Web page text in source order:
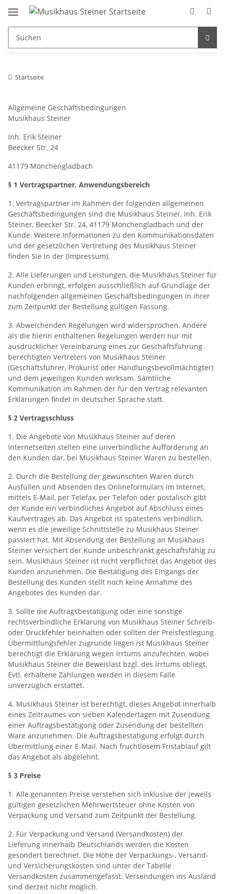
Startseite
Allgemeine Geschäftsbedingungen
Musikhaus Steiner
Inh. Erik Steiner
Beecker Str. 24
41179 Mönchengladbach
§ 1 Vertragspartner, Anwendungsbereich
1. Vertragspartner im Rahmen der folgenden allgemeinen
Geschäftsbedingungen sind die Musikhaus Steiner, Inh. Erik
Steiner, Beecker Str. 24, 41179 Mönchengladbach und der
Kunde. Weitere Informationen zu den Kommunikationsdaten
und der gesetzlichen Vertretung des Musikhaus Steiner
finden Sie in der (Impressum).
2. Alle Lieferungen und Leistungen, die Musikhaus Steiner für
Kunden erbringt, erfolgen ausschließlich auf Grundlage der
nachfolgenden allgemeinen Geschäftsbedingungen in ihrer
zum Zeitpunkt der Bestellung gültigen Fassung.
3. Abweichenden Regelungen wird widersprochen. Andere
als die hierin enthaltenen Regelungen werden nur mit
ausdrücklicher Vereinbarung eines zur Geschäftsführung
berechtigten Vertreters von Musikhaus Steiner
(Geschäftsführer, Prokurist oder Handlungsbevollmächtigter)
und dem jeweiligen Kunden wirksam. Sämtliche
Kommunikation im Rahmen der für den Vertrag relevanten
Erklärungen findet in deutscher Sprache statt.
§ 2 Vertragsschluss
1. Die Angebote von Musikhaus Steiner auf deren
Internetseiten stellen eine unverbindliche Aufforderung an
den Kunden dar, bei Musikhaus Steiner Waren zu bestellen.
2. Durch die Bestellung der gewünschten Waren durch
Ausfüllen und Absenden des Onlineformulars im Internet,
mittels E-Mail, per Telefax, per Telefon oder postalisch gibt
der Kunde ein verbindliches Angebot auf Abschluss eines
Kaufvertrages ab. Das Angebot ist spätestens verbindlich,
wenn es die jeweilige Schnittstelle zu Musikhaus Steiner
passiert hat. Mit Absendung der Bestellung an Musikhaus
Steiner versichert der Kunde unbeschränkt geschäftsfähig zu
sein. Musikhaus Steiner ist nicht verpflichtet das Angebot des
Kunden anzunehmen. Die Bestätigung des Eingangs der
Bestellung des Kunden stellt noch keine Annahme des
Angebotes des Kunden dar.
3. Sollte die Auftragsbestätigung oder eine sonstige
rechtsverbindliche Erklärung von Musikhaus Steiner Schreib-
oder Druckfehler beinhalten oder sollten der Preisfestlegung
Übermittlungsfehler zugrunde liegen ist Musikhaus Steiner
berechtigt die Erklärung wegen Irrtums anzufechten, wobei
Musikhaus Steiner die Beweislast bzgl. des Irrtums obliegt.
Evtl. erhaltene Zahlungen werden in diesem Falle
unverzüglich erstattet.
4. Musikhaus Steiner ist berechtigt, dieses Angebot innerhalb
eines Zeitraumes von sieben Kalendertagen mit Zusendung
einer Auftragsbestätigung oder Zusendung der bestellten
Ware anzunehmen. Die Auftragsbestätigung erfolgt durch
Übermittlung einer E-Mail. Nach fruchtlosem Fristablauf gilt
das Angebot als abgelehnt.
§ 3 Preise
1. Alle genannten Preise verstehen sich inklusive der jeweils
gültigen gesetzlichen Mehrwertsteuer ohne Kosten von
Verpackung und Versand zum Zeitpunkt der Bestellung.
2. Für Verpackung und Versand (Versandkosten) der
Lieferung innerhalb Deutschlands werden die Kosten
gesondert berechnet. Die Höhe der Verpackungs-, Versand-
und Versicherungskosten sind unter der Tabelle
Versandkosten zusammengefasst. Versendungen ins Ausland
sind derzeit nicht möglich.